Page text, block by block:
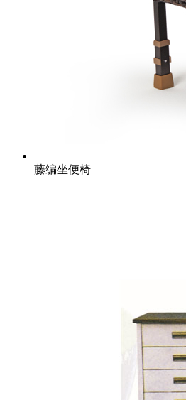
藤编坐便椅